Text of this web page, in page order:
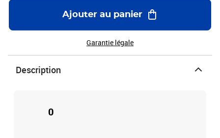
Ajouter au panier
Garantie légale
Description
0